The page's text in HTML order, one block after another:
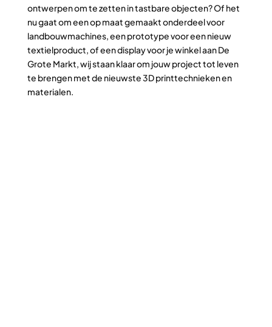
ontwerpen om te zetten in tastbare objecten? Of het
nu gaat om een op maat gemaakt onderdeel voor
landbouwmachines, een prototype voor een nieuw
textielproduct, of een display voor je winkel aan De
Grote Markt, wij staan klaar om jouw project tot leven
te brengen met de nieuwste 3D printtechnieken en
materialen.